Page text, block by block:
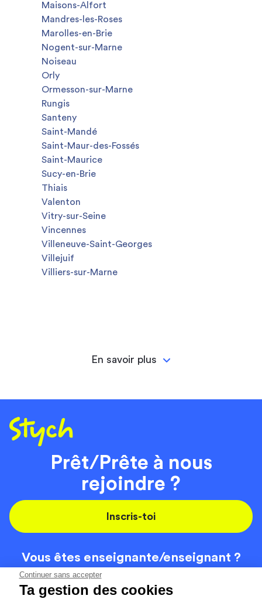
Continuer sans accepter
Ta gestion des cookies
Maisons-Alfort
Mandres-les-Roses
Marolles-en-Brie
Nogent-sur-Marne
Noiseau
Orly
Ormesson-sur-Marne
Rungis
Santeny
Saint-Mandé
Saint-Maur-des-Fossés
Saint-Maurice
Sucy-en-Brie
Thiais
Valenton
Vitry-sur-Seine
Vincennes
Villeneuve-Saint-Georges
Villejuif
Villiers-sur-Marne
En savoir plus
Prêt/Prête à nous
rejoindre ?
Inscris-toi
Vous êtes enseignante/enseignant ?
On recrute